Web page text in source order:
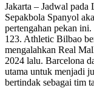
Jakarta – Jadwal
Sepakbola Spanyol
pertengahan pekan
123. Athletic Bilbao
mengalahkan Real
2024 lalu. Barcelona
utama untuk menjadi
bertindak sebagai tim